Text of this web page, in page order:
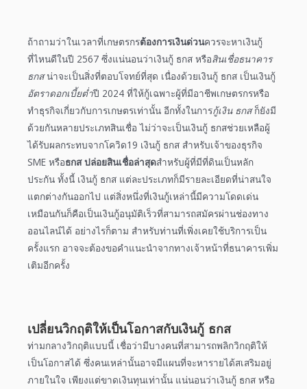
ถ้าถามว่าในเวลาที่เกษตรกรต้องการเงินด่วนควรจะหาเงินกู้
ที่ไหนดีในปี 2567 ซึ่งแน่นอนว่าเงินกู้ ธกส หรือสินเชื่อธนาคาร
ธกสน่าจะเป็นสิ่งที่ตอบโจทย์ที่สุด เนื่องด้วยเงินกู้ ธกส เป็นเงินกู้
อัตราดอกเบี้ยต่ำปี 2024 ที่ให้กู้เฉพาะผู้ที่มีอาชีพเกษตรกรหรือ
ทำธุรกิจเกี่ยวกับการเกษตรเท่านั้น อีกทั้งในการกู้เงิน ธกสก็ยังมี
ด้วยกันหลายประเภทสินเชื่อ ไม่ว่าจะเป็นเงินกู้ ธกสช่วยเหลือผู้
ได้รับผลกระทบจากโควิด19 เงินกู้ ธกส สำหรับเจ้าของธุรกิจ
SME หรือธกส ปล่อยสินเชื่อล่าสุดสำหรับผู้ที่มีที่ดินเป็นหลัก
ประกัน ทั้งนี้ เงินกู้ ธกส แต่ละประเภทก็มีรายละเอียดที่น่าสนใจ
แตกต่างกันออกไป แต่สิ่งหนึ่งที่เงินกู้เหล่านี้มีความโดดเด่น
เหมือนกันก็คือเป็นเงินกู้อนุมัติเร็วที่สามารถสมัครผ่านช่องทาง
ออนไลน์ได้ อย่างไรก็ตาม สำหรับท่านที่เพิ่งเคยใช้บริการเป็น
ครั้งแรก อาจจะต้องขอคำแนะนำจากทางเจ้าหน้าที่ธนาคารเพิ่ม
เติมอีกครั้ง
เปลี่ยนวิกฤติให้เป็นโอกาสกับเงินกู้ ธกส
ท่ามกลางวิกฤติแบบนี้ เชื่อว่ามีบางคนที่สามารถพลิกวิกฤติให้
เป็นโอกาสได้ ซึ่งคนเหล่านั้นอาจมีแผนที่จะหารายได้สเสริมอยู่
ภายในใจ เพียงแต่ขาดเงินทุนเท่านั้น แน่นอนว่าเงินกู้ ธกส หรือ